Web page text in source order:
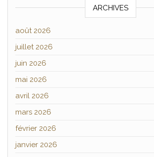
ARCHIVES
août 2026
juillet 2026
juin 2026
mai 2026
avril 2026
mars 2026
février 2026
janvier 2026